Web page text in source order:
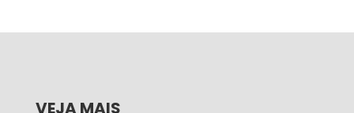
VEJA MAIS